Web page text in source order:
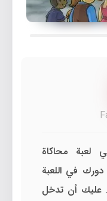
لعبة محاكاة
دورك في اللعبة
عليك أن تدخل